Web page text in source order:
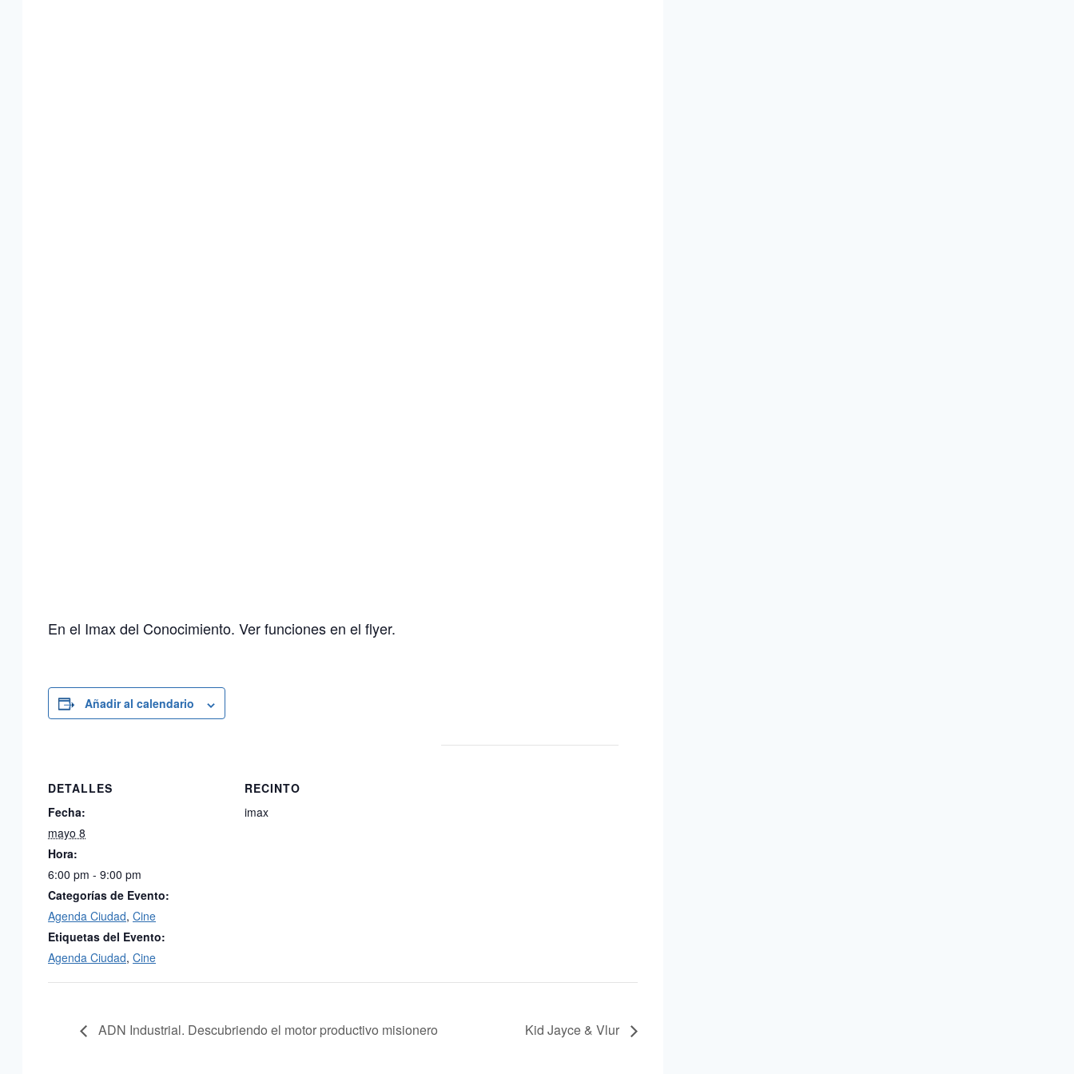
En el Imax del Conocimiento. Ver funciones en el flyer.
Añadir al calendario
DETALLES
Fecha:
mayo 8
Hora:
6:00 pm - 9:00 pm
Categorías de Evento:
Agenda Ciudad, Cine
Etiquetas del Evento:
Agenda Ciudad, Cine
RECINTO
imax
ADN Industrial. Descubriendo el motor productivo misionero Kid Jayce & Vlur